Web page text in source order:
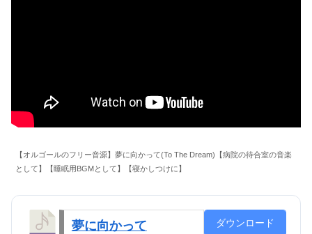
【オルゴールのフリー音源】夢に向かって(To The Dream)【病院の待合室の音楽
として】【睡眠用BGMとして】【寝かしつけに】
夢に向かって ダウンロード